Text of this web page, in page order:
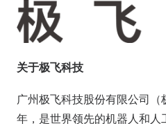
关于极飞科技
广州极飞科技股份有限公司
年，是世界领先的机器人和人